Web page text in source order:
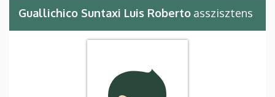
Guallichico Suntaxi Luis Roberto asszisztens